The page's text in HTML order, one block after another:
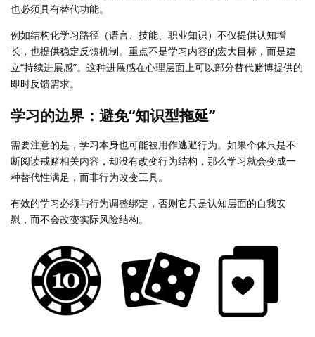
也必须具有替代功能。
例如结构化学习路径（语言、技能、职业知识）不仅提供认知增
长，也提供稳定反馈机制。重点不是学习内容的宏大目标，而是建
立“持续进展感”。这种进展感在心理层面上可以部分替代赌博提供的
即时反馈需求。
学习的边界：避免“知识型拖延”
需要注意的是，学习本身也可能被用作逃避行为。如果个体只是不
断阅读戒赌相关内容，却没有改变行为结构，那么学习就会变成一
种替代性满足，而非行为改变工具。
有效的学习必须与行为调整绑定，否则它只是认知层面的自我安
慰，而不会改变实际风险结构。